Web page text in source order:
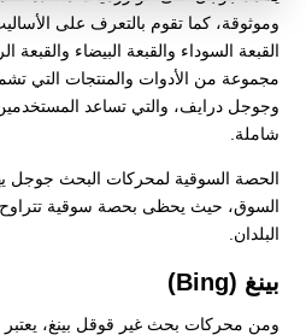
وموثوقة، كما تقوم بالتعرف على
القبعة السوداء والقبعة البيضاء
مجموعة من الأدوات والمنتجات التي
وجوجل درايف، والتي تساعد
شاملة.
الحصة السوقية لمحركات البحث
البلدان.
بينغ (Bing)
ومن محركات بحث غير قوقل بينغ،